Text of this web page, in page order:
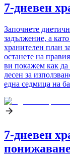
7-дневен
Започнете
задължение, а
хранителен план
останете на
ви покажем как да
лесен за
една седмица на
7-дневен